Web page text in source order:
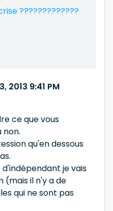
?????????????
2013 9:41 PM
ce que vous
non.
qu'en dessous
je vais
(mais il n'y a de
qui ne sont pas